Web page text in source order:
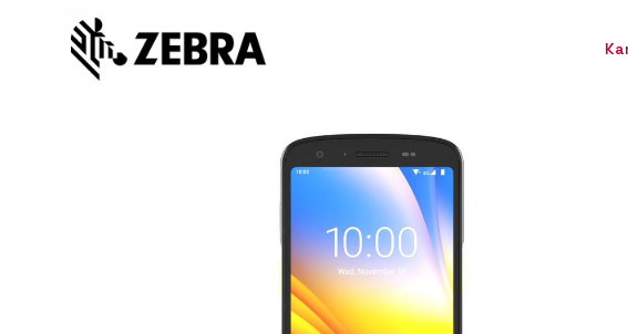
Etikettskrivare
Armbandsskrivare
Transportetiketter
Kvittorullar
Etiketthållare och tillbehör
Förbrukning
bläckstråleskrivare
Otryckta
Laseretikett_A4